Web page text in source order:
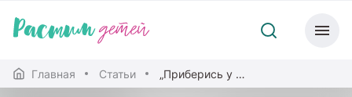
Главная Статьи „Приберись у себя, наконец!“